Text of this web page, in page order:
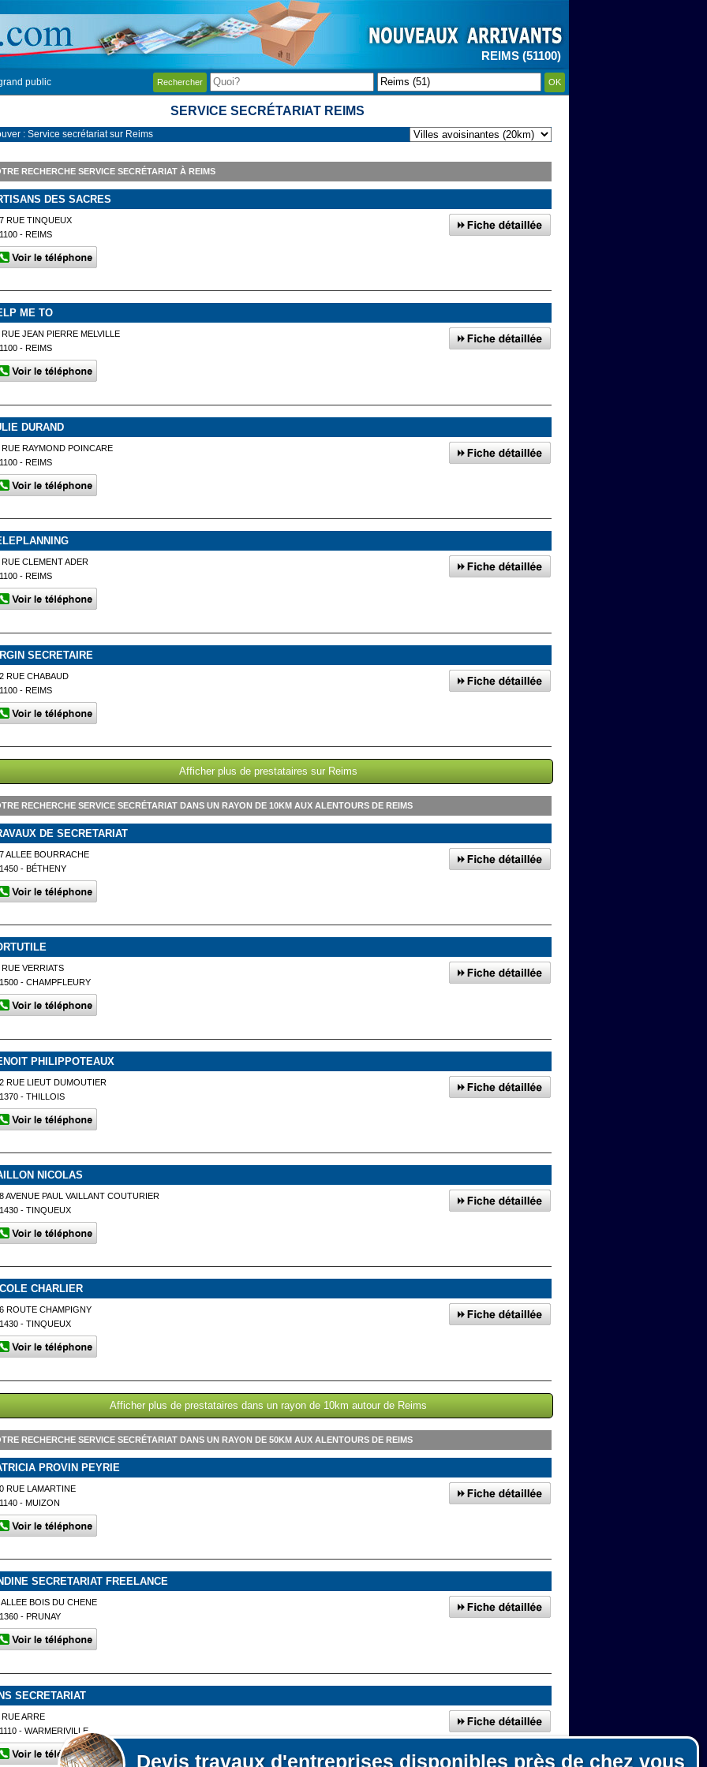
REIMS (51100)
public Rechercher OK
SERVICE SECRÉTARIAT REIMS
Devis travaux d'entreprises disponibles près de chez vous
: Service secrétariat sur Reims
RECHERCHE SERVICE SECRÉTARIAT À REIMS
DES SACRES
RUE TINQUEUX
- REIMS
ME TO
RUE JEAN PIERRE MELVILLE
- REIMS
DURAND
RUE RAYMOND POINCARE
- REIMS
RUE CLEMENT ADER
- REIMS
SECRETAIRE
RUE CHABAUD
- REIMS
Afficher plus de prestataires sur Reims
RECHERCHE SERVICE SECRÉTARIAT DANS UN RAYON DE 10KM AUX ALENTOURS DE REIMS
DE SECRETARIAT
ALLEE BOURRACHE
- BÉTHENY
RUE VERRIATS
- CHAMPFLEURY
PHILIPPOTEAUX
RUE LIEUT DUMOUTIER
- THILLOIS
NICOLAS
AVENUE PAUL VAILLANT COUTURIER
- TINQUEUX
CHARLIER
ROUTE CHAMPIGNY
- TINQUEUX
Afficher plus de prestataires dans un rayon de 10km autour de Reims
RECHERCHE SERVICE SECRÉTARIAT DANS UN RAYON DE 50KM AUX ALENTOURS DE REIMS
PROVIN PEYRIE
RUE LAMARTINE
- MUIZON
SECRETARIAT FREELANCE
ALLEE BOIS DU CHENE
- PRUNAY
SECRETARIAT
RUE ARRE
- WARMERIVILLE